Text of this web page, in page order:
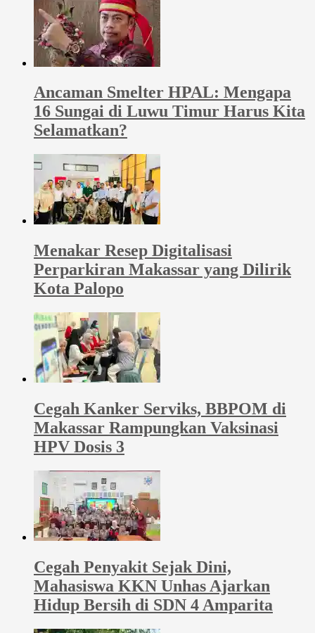
Ancaman Smelter HPAL: Mengapa
16 Sungai di Luwu Timur Harus Kita
Selamatkan?
Menakar Resep Digitalisasi
Perparkiran Makassar yang Dilirik
Kota Palopo
Cegah Kanker Serviks, BBPOM di
Makassar Rampungkan Vaksinasi
HPV Dosis 3
Cegah Penyakit Sejak Dini,
Mahasiswa KKN Unhas Ajarkan
Hidup Bersih di SDN 4 Amparita